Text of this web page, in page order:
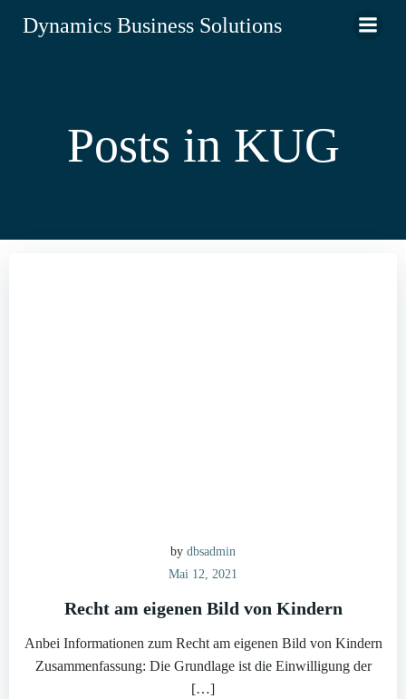
Inhalt
Dynamics Business Solutions
Posts in KUG
by dbsadmin
Mai 12, 2021
Recht am eigenen Bild von Kindern
Anbei Informationen zum Recht am eigenen Bild von Kindern
Zusammenfassung: Die Grundlage ist die Einwilligung der
[…]